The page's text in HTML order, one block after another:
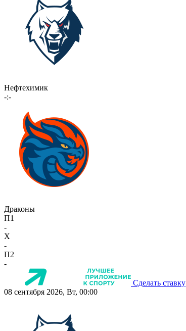
Нефтехимик
-:-
Драконы
П1
-
X
-
П2
-
Сделать ставку
08 сентября 2026, Вт, 00:00